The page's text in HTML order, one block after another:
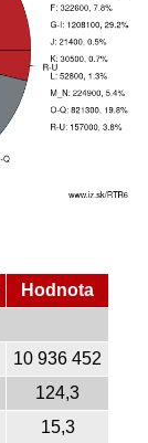
Hodnota
10 936 452
124,3
15,3